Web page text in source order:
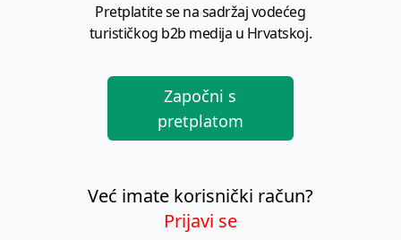
Pretplatite se na sadržaj vodećeg
turističkog b2b medija u Hrvatskoj.
Započni s
pretplatom
Već imate korisnički račun?
Prijavi se